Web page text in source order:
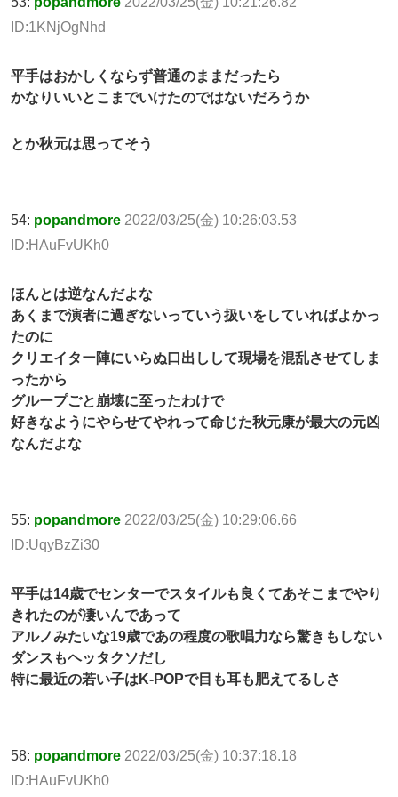
ID:1KNjOgNhd
平手はおかしくならず普通のままだったら
かなりいいとこまでいけたのではないだろうか
とか秋元は思ってそう
54: popandmore 2022/03/25(金) 10:26:03.53
ID:HAuFvUKh0
ほんとは逆なんだよな
あくまで演者に過ぎないっていう扱いをしていればよかっ
たのに
クリエイター陣にいらぬ口出しして現場を混乱させてしま
ったから
グループごと崩壊に至ったわけで
好きなようにやらせてやれって命じた秋元康が最大の元凶
なんだよな
55: popandmore 2022/03/25(金) 10:29:06.66
ID:UqyBzZi30
平手は14歳でセンターでスタイルも良くてあそこまでやり
きれたのが凄いんであって
アルノみたいな19歳であの程度の歌唱力なら驚きもしない
ダンスもヘッタクソだし
特に最近の若い子はK-POPで目も耳も肥えてるしさ
58: popandmore 2022/03/25(金) 10:37:18.18
ID:HAuFvUKh0